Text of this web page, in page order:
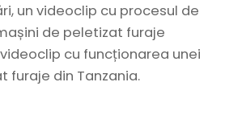
un videoclip cu procesul de
de peletizat furaje
cu funcționarea unei
furaje din Tanzania.